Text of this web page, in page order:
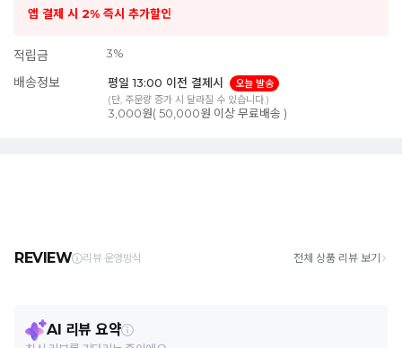
앱 결제 시 2% 즉시 추가할인
적립금 3%
배송정보 평일 13:00 이전 결제시
오늘 발송
(단, 주문량 증가 시 달라질 수 있습니다.)
3,000원( 50,000원 이상 무료배송 )